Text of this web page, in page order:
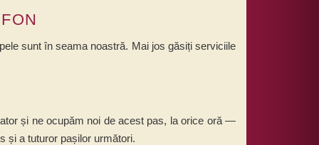
sunt în seama noastră. Mai jos găsiți serviciile
și ne ocupăm noi de acest pas, la orice oră —
și a tuturor pașilor următori.